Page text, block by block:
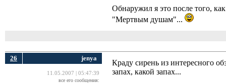
Обнаружил я это после того,
"Мертвым душам"...
26 jenya
11.05.2007 | 05:47:39
все его сообщения:
Краду сирень из интересного
запах, какой запах...